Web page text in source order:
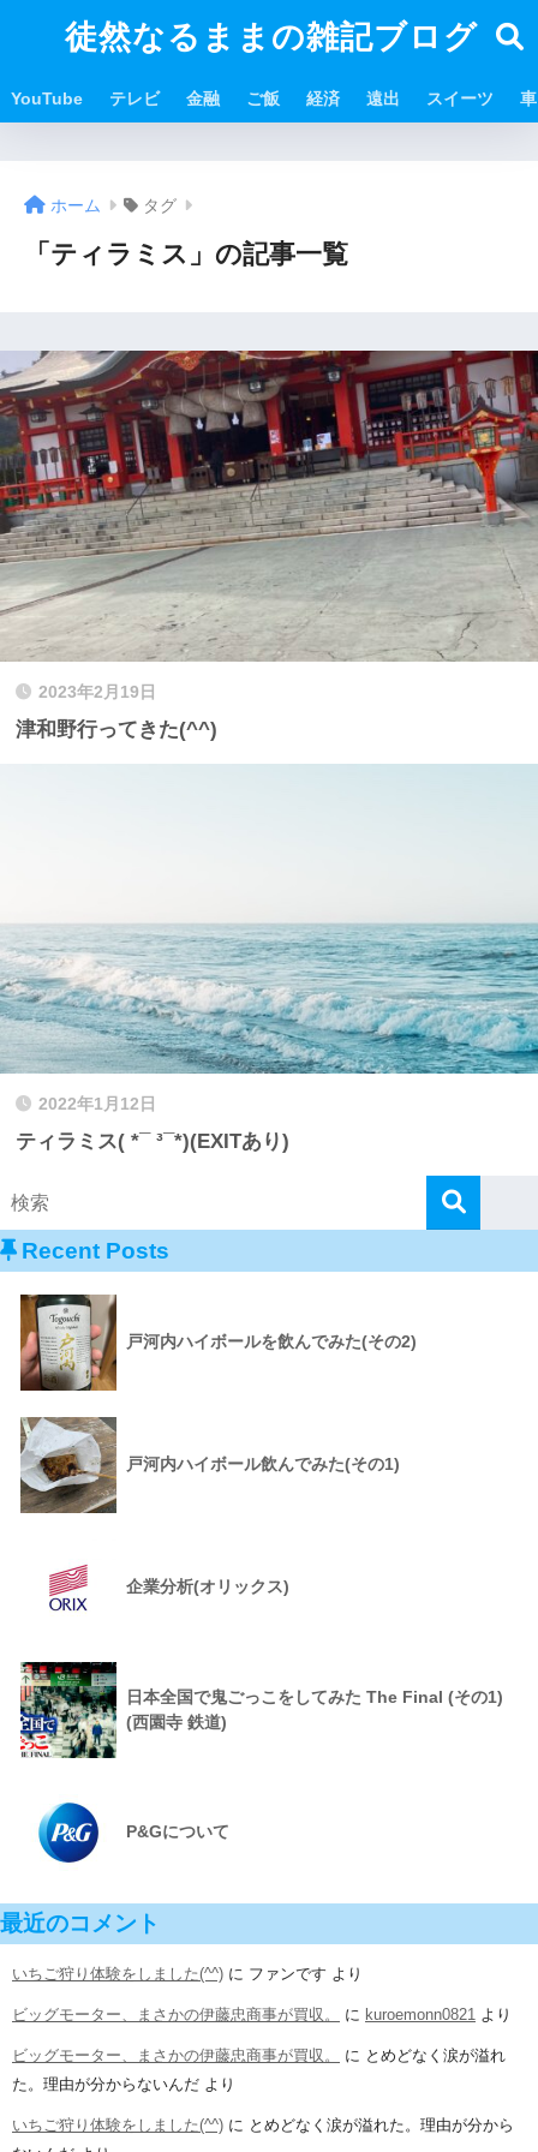
徒然なるままの雑記ブログ
YouTube テレビ 金融 ご飯 経済 遠出 スイーツ 車
ホーム タグ
「ティラミス」の記事一覧
2023年2月19日
津和野行ってきた(^^)
2022年1月12日
ティラミス( *¯ ³¯*)(EXITあり)
Recent Posts
戸河内ハイボールを飲んでみた(その2)
戸河内ハイボール飲んでみた(その1)
企業分析(オリックス)
日本全国で鬼ごっこをしてみた The Final (その1)
(西園寺 鉄道)
P&Gについて
最近のコメント
いちご狩り体験をしました(^^) に ファンです より
ビッグモーター、まさかの伊藤忠商事が買収。 に kuroemonn0821 より
ビッグモーター、まさかの伊藤忠商事が買収。 に とめどなく涙が溢れ
た。理由が分からないんだ より
いちご狩り体験をしました(^^) に とめどなく涙が溢れた。理由が分から